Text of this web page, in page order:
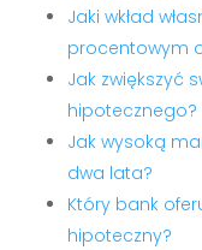
Jaki wkład
procentowym
Jak zwiększyć
hipotecznego?
Jak wysoką
dwa lata?
Który bank
hipoteczny?